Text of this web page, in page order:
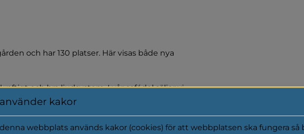
och har 130 platser. Här visas både nya
och bra ljudsystem. I vår cafédel säljer vi
kakor
denna webbplats används kakor (cookies) för att webbplatsen ska fungera